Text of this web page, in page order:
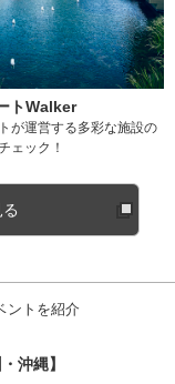
トWalker
が運営する多彩な施設の
ェック！
ントを紹介
沖縄】